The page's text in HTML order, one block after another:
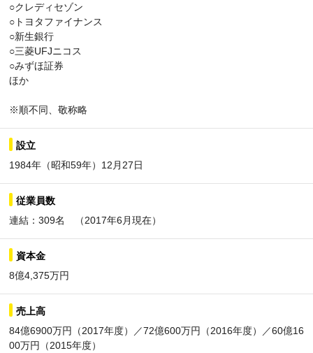
○クレディセゾン
○トヨタファイナンス
○新生銀行
○三菱UFJニコス
○みずほ証券
ほか
※順不同、敬称略
設立
1984年（昭和59年）12月27日
従業員数
連結：309名 （2017年6月現在）
資本金
8億4,375万円
売上高
84億6900万円（2017年度）／72億600万円（2016年度）／60億16
00万円（2015年度）